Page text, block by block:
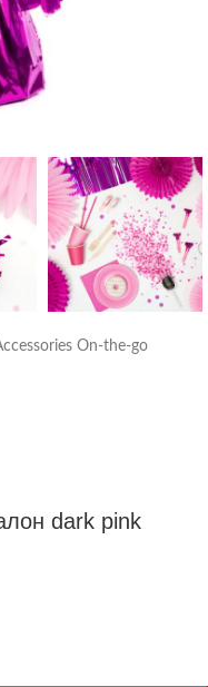
On-the-go
dark pink